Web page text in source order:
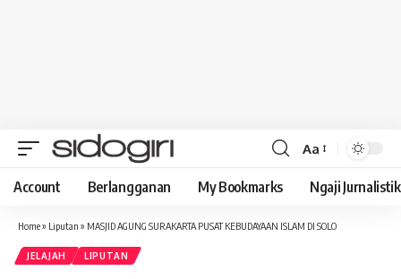
Font
Resizer
Aa
Account Berlangganan My Bookmarks Ngaji Jurnalistik
Home» Liputan » MASJID AGUNG SURAKARTA PUSAT KEBUDAYAAN ISLAM DI SOLO
JELAJAH LIPUTAN